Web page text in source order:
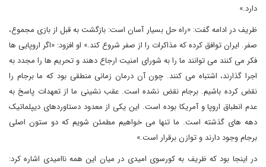
دارد.»
ظریف در ادامه گفت: «راه حل بسیار آسان است: بازگشت به قبل از بازی مجموع،
صفر. ایران توافق کرده که مذاکرات را از صفر شروع کند.» او افزود: «اگر اروپایی ها
فکر می کنند می توانند ما را به شورای امنیت ارجاع دهند و تحریم ها را مجدد به
اجرا گذارند، اشتباه می کنند. چون آن درمان زمانی منطقی بود که ما برجام را
نقض کرده باشیم. برجام نقض نشده است. عقب نشینی ما از تعهدات پاسخ به
عدم انطباق اروپا و آمریکا بوده است. این یکی از معدود دستاوردهای دیپلماتیک
دهه های گذشته است. ما تنها می خواهیم مطمئن شویم که دو ستون اصلی
برجام وجود دارند و توازن برقرار است.»
در اینجا بود که ظریف به کورسوی امیدی در میان این همه ناامیدی اشاره کرد: